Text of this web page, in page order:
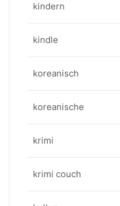
kindern
kindle
koreanisch
koreanische
krimi
krimi couch